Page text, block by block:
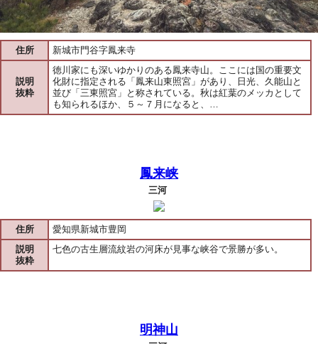
住所 新城市門谷字鳳来寺
説明
抜粋
徳川家にも深いゆかりのある鳳来寺山。ここには国の重要文
化財に指定される「鳳来山東照宮」があり、日光、久能山と
並び「三東照宮」と称されている。秋は紅葉のメッカとして
も知られるほか、５～７月になると、…
鳳来峡
三河
住所
愛知県新城市豊岡
説明
抜粋
七色の古生層流紋岩の河床が見事な峡谷で景勝が多い。
明神山